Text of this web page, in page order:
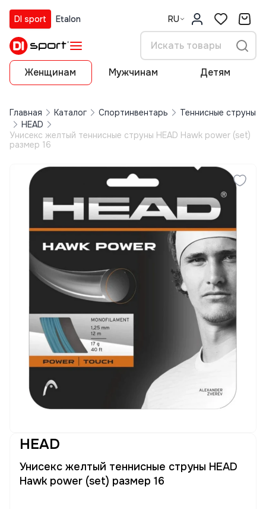
DI sport Etalon RU
Женщинам Мужчинам Детям
Главная Каталог Спортинвентарь
Теннисные струны
HEAD
Унисекс желтый теннисные струны HEAD Hawk power (set)
размер 16
HEAD
Унисекс желтый теннисные струны HEAD
Hawk power (set) размер 16